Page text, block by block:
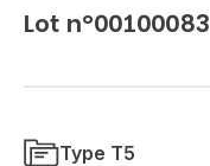
Lot n°00100083
Type T5